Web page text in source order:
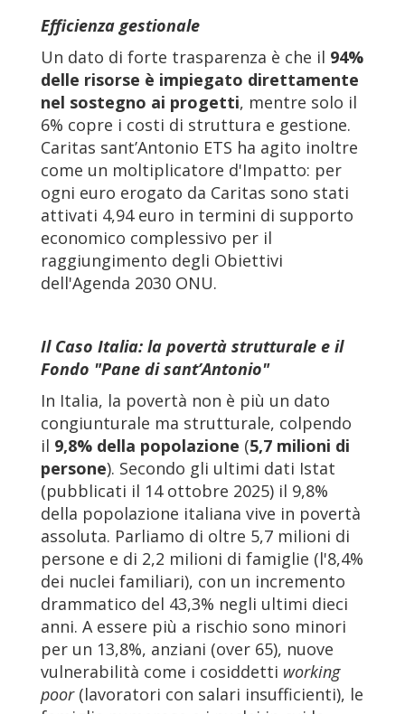
Efficienza gestionale
Un dato di forte trasparenza è che il 94%
delle risorse è impiegato direttamente
nel sostegno ai progetti, mentre solo il
6% copre i costi di struttura e gestione.
Caritas sant’Antonio ETS ha agito inoltre
come un moltiplicatore d'Impatto: per
ogni euro erogato da Caritas sono stati
attivati 4,94 euro in termini di supporto
economico complessivo per il
raggiungimento degli Obiettivi
dell'Agenda 2030 ONU.
Il Caso Italia: la povertà strutturale e il
Fondo "Pane di sant’Antonio"
In Italia, la povertà non è più un dato
congiunturale ma strutturale, colpendo
il 9,8% della popolazione (5,7 milioni di
persone). Secondo gli ultimi dati Istat
(pubblicati il 14 ottobre 2025) il 9,8%
della popolazione italiana vive in povertà
assoluta. Parliamo di oltre 5,7 milioni di
persone e di 2,2 milioni di famiglie (l'8,4%
dei nuclei familiari), con un incremento
drammatico del 43,3% negli ultimi dieci
anni. A essere più a rischio sono minori
per un 13,8%, anziani (over 65), nuove
vulnerabilità come i cosiddetti working
poor(lavoratori con salari insufficienti), le